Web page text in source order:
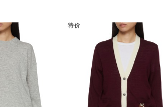
特价